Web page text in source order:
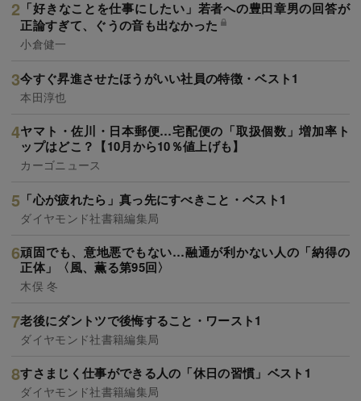
「好きなことを仕事にしたい」若者への豊田章男の回答が
正論すぎて、ぐうの音も出なかった
小倉健一
今すぐ昇進させたほうがいい社員の特徴・ベスト1
本田淳也
ヤマト・佐川・日本郵便…宅配便の「取扱個数」増加率ト
ップはどこ？【10月から10％値上げも】
カーゴニュース
「心が疲れたら」真っ先にすべきこと・ベスト1
ダイヤモンド社書籍編集局
頑固でも、意地悪でもない…融通が利かない人の「納得の
正体」〈風、薫る第95回〉
木俣 冬
老後にダントツで後悔すること・ワースト1
ダイヤモンド社書籍編集局
すさまじく仕事ができる人の「休日の習慣」ベスト1
ダイヤモンド社書籍編集局